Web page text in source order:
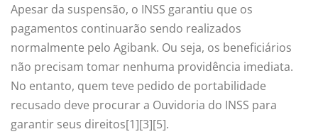
Apesar da suspensão, o INSS garantiu que os
pagamentos continuarão sendo realizados
normalmente pelo Agibank. Ou seja, os beneficiários
não precisam tomar nenhuma providência imediata.
No entanto, quem teve pedido de portabilidade
recusado deve procurar a Ouvidoria do INSS para
garantir seus direitos[1][3][5].